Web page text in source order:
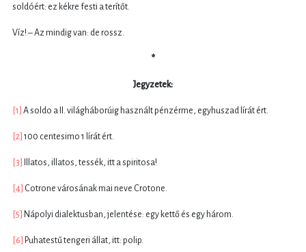
soldóért: ez kékre festi a terítőt.
Víz! – Az mindig van: de rossz.
*
Jegyzetek:
[1] A soldo a II. világháborúig használt pénzérme, egyhuszad lírát ért.
[2] 100 centesimo 1 lírát ért.
[3] Illatos, illatos, tessék, itt a spiritosa!
[4] Cotrone városának mai neve Crotone.
[5] Nápolyi dialektusban, jelentése: egy kettő és egy három.
[6] Puhatestű tengeri állat, itt: polip.